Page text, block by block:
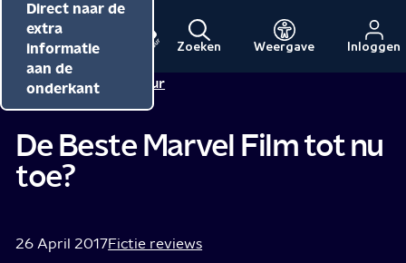
Direct naar de
inhoud
Direct naar de
hoofdnavigatie
Direct naar de
extra
informatie
aan de
onderkant
Menu
Naar
de
NPO
beginpagina
NPO
Zoeken Weergave Inloggen
Redactie NPO Cultuur
De Beste Marvel Film tot nu
toe?
26 April 2017Fictie reviews